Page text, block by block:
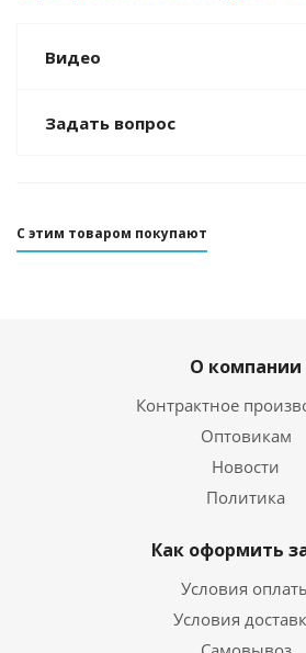
Видео
Задать вопрос
С этим товаром покупают
О компании
Контрактное
Оптовикам
Новости
Политика
Как оформить
Условия
Условия